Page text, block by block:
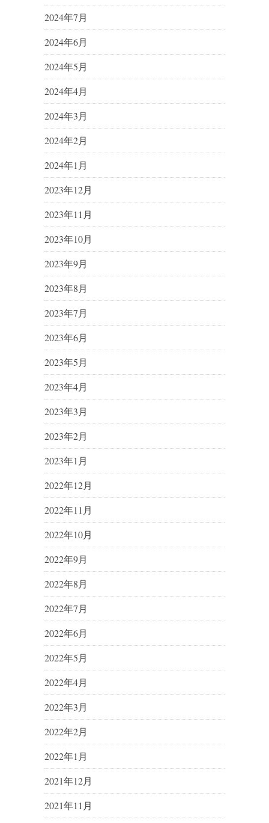
2024年7月
2024年6月
2024年5月
2024年4月
2024年3月
2024年2月
2024年1月
2023年12月
2023年11月
2023年10月
2023年9月
2023年8月
2023年7月
2023年6月
2023年5月
2023年4月
2023年3月
2023年2月
2023年1月
2022年12月
2022年11月
2022年10月
2022年9月
2022年8月
2022年7月
2022年6月
2022年5月
2022年4月
2022年3月
2022年2月
2022年1月
2021年12月
2021年11月